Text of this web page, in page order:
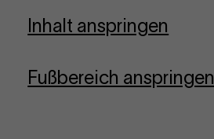
Inhalt anspringen
Fußbereich anspringen
Zur Startseite